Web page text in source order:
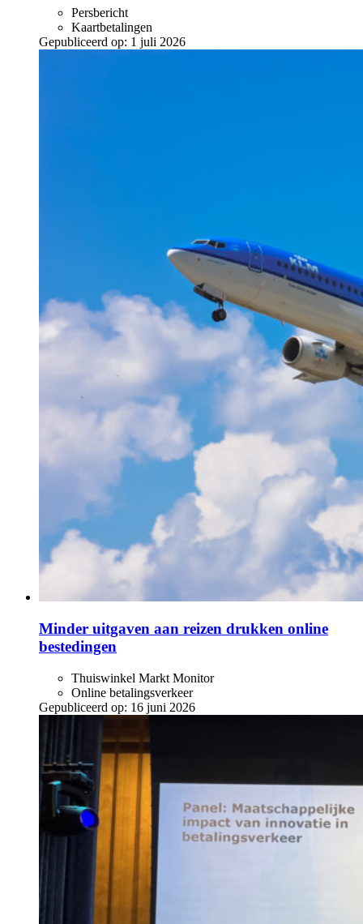
Persbericht
Kaartbetalingen
Gepubliceerd op: 1 juli 2026
Minder uitgaven aan reizen drukken online
bestedingen
Thuiswinkel Markt Monitor
Online betalingsverkeer
Gepubliceerd op: 16 juni 2026